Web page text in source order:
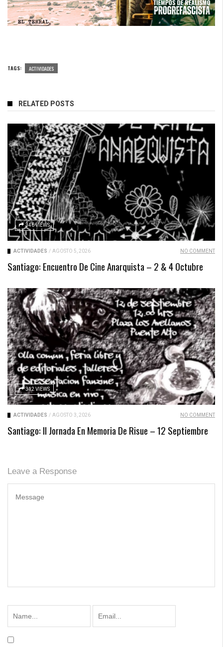
TAGS: ACTIVIDADES
RELATED POSTS
346 VIEWS
ACTIVIDADES / AGOSTO 5, 2026 NO COMMENT
Santiago: Encuentro De Cine Anarquista – 2 & 4 Octubre
312 VIEWS
ACTIVIDADES / AGOSTO 3, 2026 NO COMMENT
Santiago: II Jornada En Memoria De Risue – 12 Septiembre
Leave a Response